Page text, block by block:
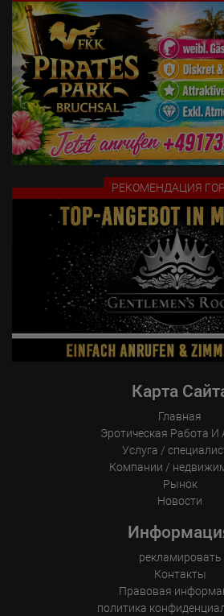
Что мы от вас ожидаем:
- Вам должно быть не менее 18 лет
- Действующее удостоверение
регистрации и медицинская справка
- Профессиональные фотографии
копии)
- Хорошее знание немецкого или
Все арендаторы высоко ценят чистую,
справедливую рабочую среду. Ваши
конкурентами. Поэтому ожидается
доброжелательное общение.
Что мы от вас ожидаем:
- Вам должно быть не менее 18 лет
- Более подробную информацию можно
https://meglinger39.de/rent_info.php
https://meglinger39.de/rent_info_en.php
Дополнительную информацию см. на
https://meglinger39.de/rent_info_hu.php
Пожалуйста, отправьте ваше
рабочим номером телефона и
(немецкий/английский/венгерский).
РЕКОМЕНДАЦИЯ
Карта
Главная
Эротическая Pабота И
Услуга /
Компании /
Рынок
Новости
рекламировать
Контакты
Правовая
политика